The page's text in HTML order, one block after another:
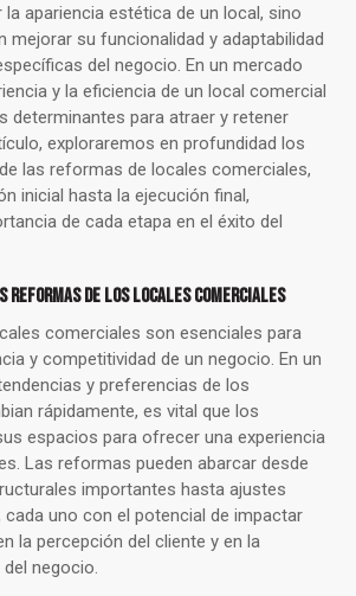
apariencia estética de un local, sino
mejorar su funcionalidad y adaptabilidad
del negocio. En un mercado
y la eficiencia de un local comercial
determinantes para atraer y retener
exploraremos en profundidad los
las reformas de locales comerciales,
inicial hasta la ejecución final,
de cada etapa en el éxito del
REFORMAS DE LOS LOCALES COMERCIALES
comerciales son esenciales para
y competitividad de un negocio. En un
y preferencias de los
rápidamente, es vital que los
espacios para ofrecer una experiencia
Las reformas pueden abarcar desde
importantes hasta ajustes
uno con el potencial de impactar
la percepción del cliente y en la
negocio.